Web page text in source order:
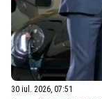
30 iul. 2026, 07:51